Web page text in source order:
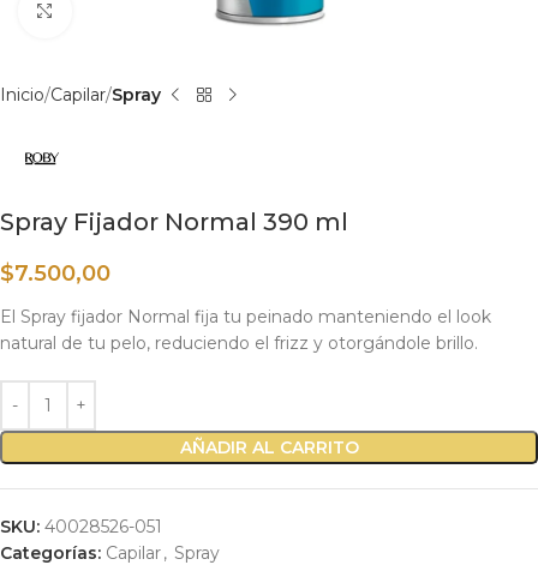
Haga clic para ampliar
Inicio Capilar Spray
Spray Fijador Normal 390 ml
$7.500,00
El Spray fijador Normal fija tu peinado manteniendo el look
natural de tu pelo, reduciendo el frizz y otorgándole brillo.
AÑADIR AL CARRITO
SKU: 40028526-051
Categorías: Capilar, Spray